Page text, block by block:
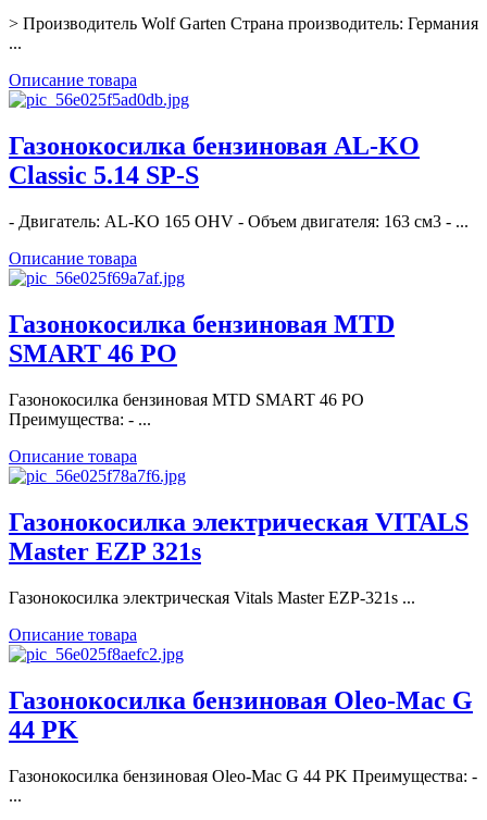
> Производитель Wolf Garten Страна производитель: Германия
...
Описание товара
Газонокосилка бензиновая AL-KO
Classic 5.14 SP-S
- Двигатель: AL-KO 165 OHV - Объем двигателя: 163 см3 - ...
Описание товара
Газонокосилка бензиновая MTD
SMART 46 PО
Газонокосилка бензиновая MTD SMART 46 PО
Преимущества: - ...
Описание товара
Газонокосилка электрическая VITALS
Master EZP 321s
Газонокосилка электрическая Vitals Master EZP-321s ...
Описание товара
Газонокосилка бензиновая Oleo-Mac G
44 PK
Газонокосилка бензиновая Oleo-Mac G 44 PK Преимущества: -
...